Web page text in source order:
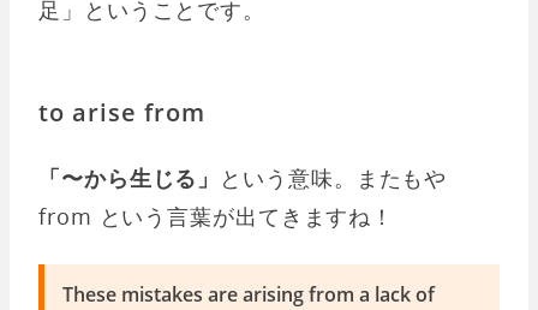
足」ということです。
to arise from
「〜から生じる」 という意味。またもや
from という言葉が出てきますね！
These mistakes are arising from a lack of